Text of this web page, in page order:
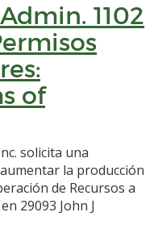
1102
of
solicita una
la producción
de Recursos a
29093 John J